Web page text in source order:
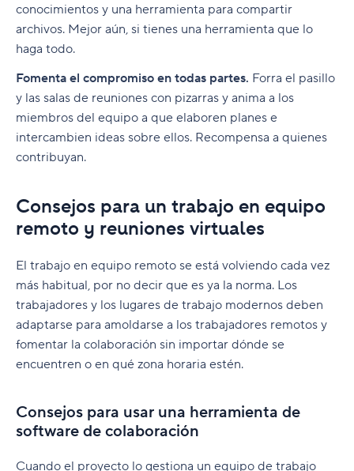
conocimientos y una herramienta para compartir
archivos. Mejor aún, si tienes una herramienta que lo
haga todo.
Fomenta el compromiso en todas partes. Forra el pasillo
y las salas de reuniones con pizarras y anima a los
miembros del equipo a que elaboren planes e
intercambien ideas sobre ellos. Recompensa a quienes
contribuyan.
Consejos para un trabajo en equipo
remoto y reuniones virtuales
El trabajo en equipo remoto se está volviendo cada vez
más habitual, por no decir que es ya la norma. Los
trabajadores y los lugares de trabajo modernos deben
adaptarse para amoldarse a los trabajadores remotos y
fomentar la colaboración sin importar dónde se
encuentren o en qué zona horaria estén.
Consejos para usar una herramienta de
software de colaboración
Cuando el proyecto lo gestiona un equipo de trabajo